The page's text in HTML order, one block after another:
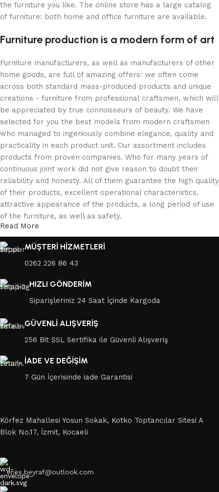
the furniture you like. The online store has a large catalog
of furniture: both home and office furniture are available.
Furniture production is a modern form of art
Furniture manufacturers, as well as manufacturers of other
home goods, are full of amazing offers: we often come
across both standard mass-produced products and unique
creations - furniture from professional craftsmen, which will
be appreciated by true connoisseurs of beauty. We have
selected for you the best models from modern craftsmen
who managed to ingeniously combine elegance, quality and
practicality in each product unit. Our assortment includes
products from proven companies. Who for many years of
continuous joint work did not give reason to doubt their
reliability and honesty. All of them guarantee the high quality
of their products, excellent operational characteristics,
attractive appearance of the products, a long period of use
of the furniture, as well as safety.
Read More
MÜŞTERİ HİZMETLERİ
0262 226 86 43
HIZLI GÖNDERİM
Siparişleriniz 24 Saat İçinde Kargoda
GÜVENLİ ALIŞVERİŞ
256 Bit SSL Sertifika ile Güvenli Alışveriş
İADE VE DEĞİŞİM
7 Gün İçerisinde iade Garantisi
Körfez Mahallesi Yosun Sokak, Kotko Toptancılar Sitesi A
Blok No.17, İzmit, Kocaeli
enes.beyraf@outlook.com